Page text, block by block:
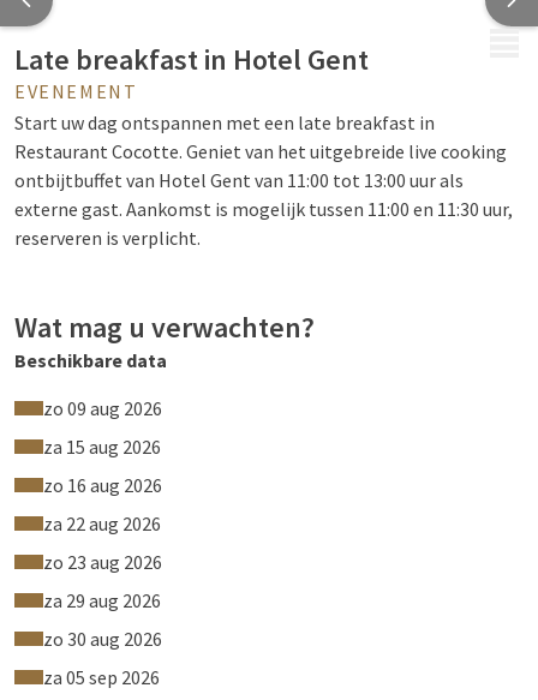
Late breakfast in Hotel Gent
EVENEMENT
Start uw dag ontspannen met een late breakfast in
Restaurant Cocotte. Geniet van het uitgebreide live cooking
ontbijtbuffet van Hotel Gent van 11:00 tot 13:00 uur als
externe gast. Aankomst is mogelijk tussen 11:00 en 11:30 uur,
reserveren is verplicht.
Wat mag u verwachten?
Een uitgebreid ontbijtbuffet blijft beschikbaar tot 13:00 uur. U
kan vers afgebakken brood, heerlijke vlees- en kaassoorten,
verwachten. Daarbij serveren we koffie, thee, melk, verse
sappen en smoothies. Voor een feestelijk begin staat er een
glaasje cava voor u klaar.
Of u nu zin heeft in een traditioneel ontbijt of iets gezonds
van het superfood assortiment, ons buffet biedt voor ieder
Beschikbare data
zo 09 aug 2026
za 15 aug 2026
zo 16 aug 2026
za 22 aug 2026
zo 23 aug 2026
za 29 aug 2026
zo 30 aug 2026
za 05 sep 2026